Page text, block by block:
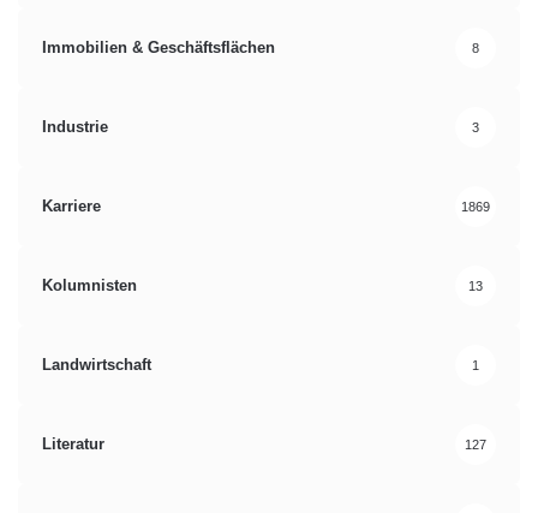
Immobilien & Geschäftsflächen 8
Industrie 3
Karriere 1869
Kolumnisten 13
Landwirtschaft 1
Literatur 127